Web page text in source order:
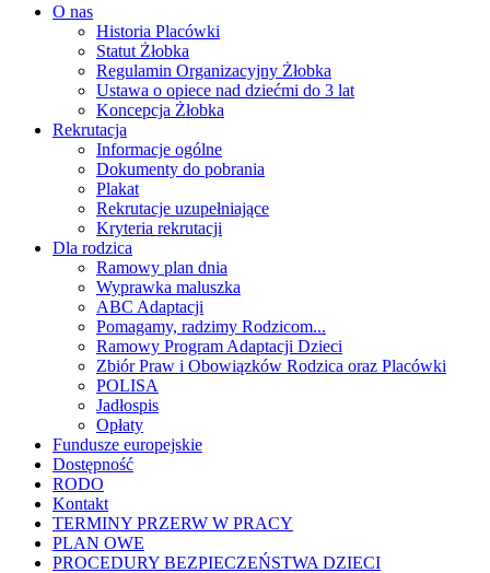
O nas
Historia Placówki
Statut Żłobka
Regulamin Organizacyjny Żłobka
Ustawa o opiece nad dziećmi do 3 lat
Koncepcja Żłobka
Rekrutacja
Informacje ogólne
Dokumenty do pobrania
Plakat
Rekrutacje uzupełniające
Kryteria rekrutacji
Dla rodzica
Ramowy plan dnia
Wyprawka maluszka
ABC Adaptacji
Pomagamy, radzimy Rodzicom...
Ramowy Program Adaptacji Dzieci
Zbiór Praw i Obowiązków Rodzica oraz Placówki
POLISA
Jadłospis
Opłaty
Fundusze europejskie
Dostępność
RODO
Kontakt
TERMINY PRZERW W PRACY
PLAN OWE
PROCEDURY BEZPIECZEŃSTWA DZIECI